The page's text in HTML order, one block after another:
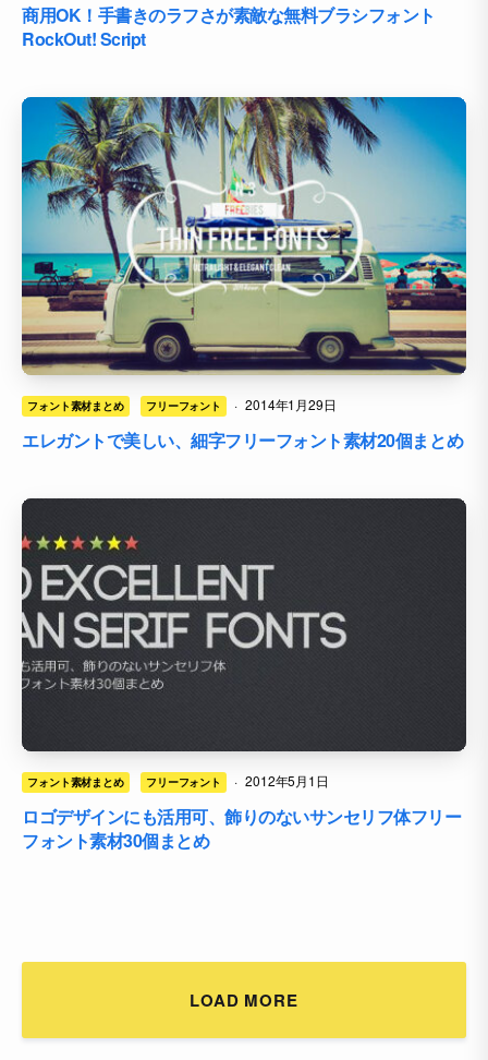
商用OK！手書きのラフさが素敵な無料ブラシフォント
RockOut! Script
フォント素材まとめ フリーフォント · 2014年1月29日
エレガントで美しい、細字フリーフォント素材20個まとめ
フォント素材まとめ フリーフォント · 2012年5月1日
ロゴデザインにも活用可、飾りのないサンセリフ体フリー
フォント素材30個まとめ
LOAD MORE